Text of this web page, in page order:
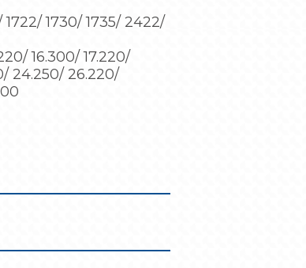
1730/ 1735/ 2422/
16.300/ 17.220/
24.250/ 26.220/